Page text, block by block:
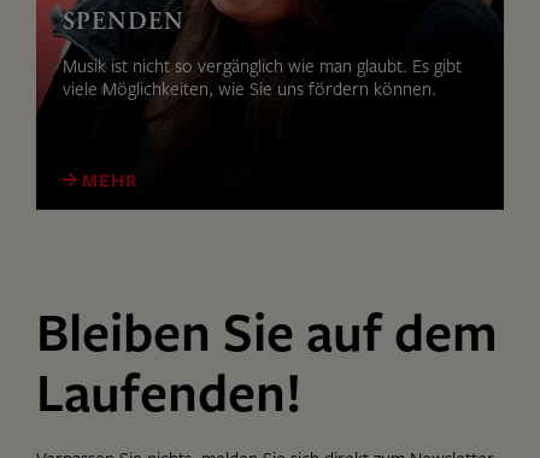
SPENDEN
Musik ist nicht so vergänglich wie man glaubt. Es gibt
viele Möglichkeiten, wie Sie uns fördern können.
MEHR
Bleiben Sie auf dem
Laufenden!